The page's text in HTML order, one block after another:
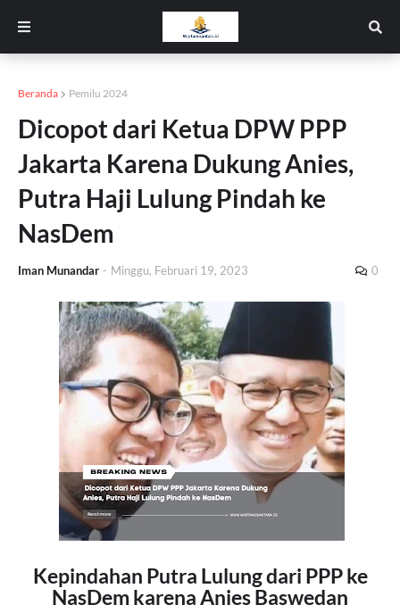
Beranda Pemilu 2024
Dicopot dari Ketua DPW PPP
Jakarta Karena Dukung Anies,
Putra Haji Lulung Pindah ke
NasDem
Iman Munandar - Minggu, Februari 19, 2023 0
Kepindahan Putra Lulung dari PPP ke
NasDem karena Anies Baswedan